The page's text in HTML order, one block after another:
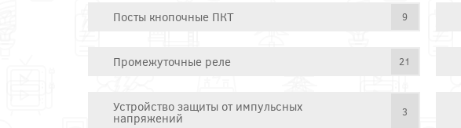
Посты кнопочные ПКТ 9
Промежуточные реле 21
Устройство защиты от импульсных
напряжений 3